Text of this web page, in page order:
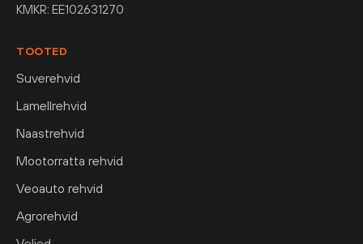
KMKR: EE102631270
TOOTED
Suverehvid
Lamellrehvid
Naastrehvid
Mootorratta rehvid
Veoauto rehvid
Agrorehvid